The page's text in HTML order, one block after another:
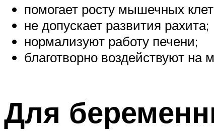
помогает росту мышечных
не допускает развития рахита;
нормализуют работу печени;
благотворно воздействуют на
Для